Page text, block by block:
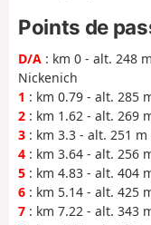
Points de
D/A : km 0 - alt. 248
Nickenich
1 : km 0.79 - alt. 285
2 : km 1.62 - alt. 269
3 : km 3.3 - alt. 251
4 : km 3.64 - alt. 256
5 : km 4.83 - alt. 404
6 : km 5.14 - alt. 425
7 : km 7.22 - alt. 343